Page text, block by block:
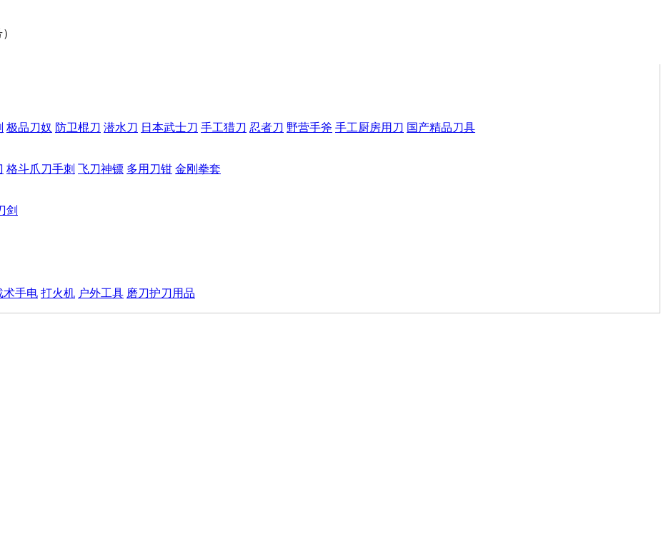
极品刀奴 防卫棍刀 潜水刀 日本武士刀 手工猎刀 忍者刀 野营手斧 手工厨房用刀 国产精品刀具
格斗爪刀手刺 飞刀神镖 多用刀钳 金刚拳套
剑
术手电 打火机 户外工具 磨刀护刀用品